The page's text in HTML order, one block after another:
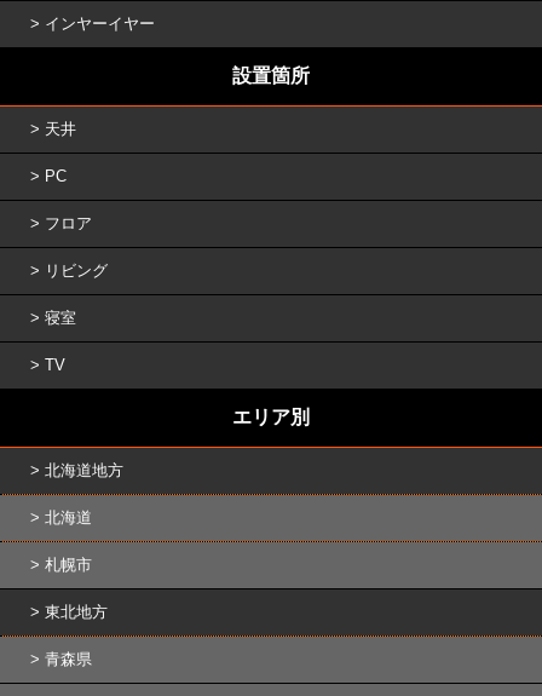
インヤーイヤー
設置箇所
天井
PC
フロア
リビング
寝室
TV
エリア別
北海道地方
北海道
札幌市
東北地方
青森県